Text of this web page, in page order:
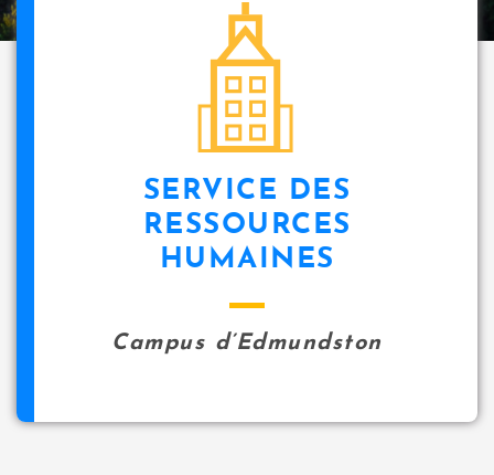
SERVICE DES
RESSOURCES
HUMAINES
Campus d’Edmundston